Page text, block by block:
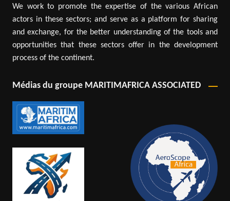
We work to promote the expertise of the various African
actors in these sectors; and serve as a platform for sharing
and exchange, for the better understanding of the tools and
opportunities that these sectors offer in the development
process of the continent.
Médias du groupe MARITIMAFRICA ASSOCIATED